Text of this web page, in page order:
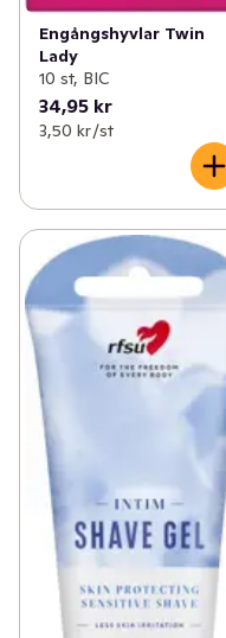
✓ Förkylning (5)
✓ Vitaminer och
✓ Åldersgräns 18+
(1)
Engångshyvlar Twin
Lady
10 st, BIC
34,95 kr
3,50 kr /st